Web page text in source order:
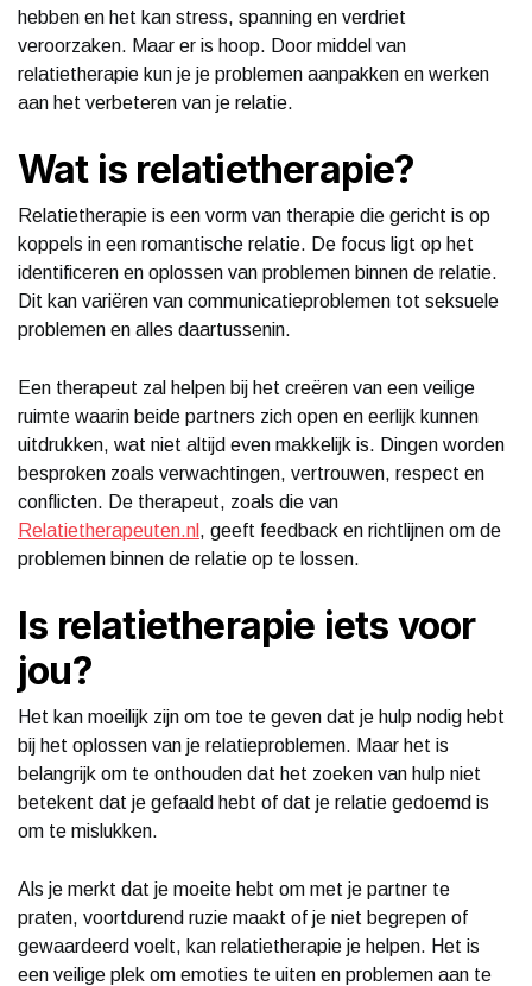
hebben en het kan stress, spanning en verdriet
veroorzaken. Maar er is hoop. Door middel van
relatietherapie kun je je problemen aanpakken en werken
aan het verbeteren van je relatie.
Wat is relatietherapie?
Relatietherapie is een vorm van therapie die gericht is op
koppels in een romantische relatie. De focus ligt op het
identificeren en oplossen van problemen binnen de relatie.
Dit kan variëren van communicatieproblemen tot seksuele
problemen en alles daartussenin.
Een therapeut zal helpen bij het creëren van een veilige
ruimte waarin beide partners zich open en eerlijk kunnen
uitdrukken, wat niet altijd even makkelijk is. Dingen worden
besproken zoals verwachtingen, vertrouwen, respect en
conflicten. De therapeut, zoals die van
Relatietherapeuten.nl , geeft feedback en richtlijnen om de
problemen binnen de relatie op te lossen.
Is relatietherapie iets voor
jou?
Het kan moeilijk zijn om toe te geven dat je hulp nodig hebt
bij het oplossen van je relatieproblemen. Maar het is
belangrijk om te onthouden dat het zoeken van hulp niet
betekent dat je gefaald hebt of dat je relatie gedoemd is
om te mislukken.
Als je merkt dat je moeite hebt om met je partner te
praten, voortdurend ruzie maakt of je niet begrepen of
gewaardeerd voelt, kan relatietherapie je helpen. Het is
een veilige plek om emoties te uiten en problemen aan te